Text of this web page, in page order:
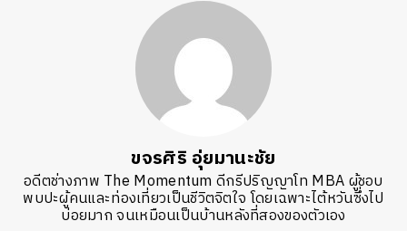
ขจรศิริ อุ่ยมานะชัย
อดีตช่างภาพ The Momentum ดีกรีปริญญาโท MBA ผู้ชอบ
พบปะผู้คนและท่องเที่ยวเป็นชีวิตจิตใจ โดยเฉพาะไต้หวันซึ่งไป
บ่อยมาก จนเหมือนเป็นบ้านหลังที่สองของตัวเอง